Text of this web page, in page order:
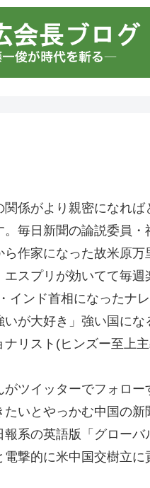
係がより親密になれば
毎日新聞の論説委員
ら作家になった故米原
スプリが効いてて毎週
インド首相になったナ
が大好き」強い国に
リスト(ヒンズー至上
ツイッターでフォロ
いとやっかむ中国の新
系の英語版「グロー
撃的に米中国交樹立